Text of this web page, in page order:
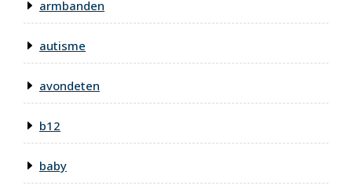
armbanden
autisme
avondeten
b12
baby